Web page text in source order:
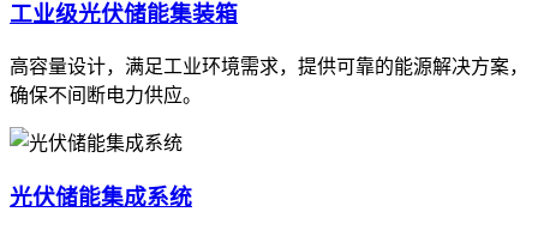
工业级光伏储能集装箱
高容量设计，满足工业环境需求，提供可靠的能源解决方案，
确保不间断电力供应。
光伏储能集成系统